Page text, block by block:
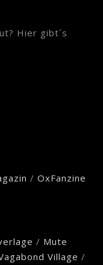
Hier gibt´s
/ OxFanzine
/ Mute
Village /